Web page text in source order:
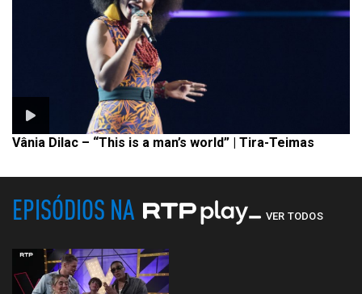
Vânia Dilac – “This is a man’s world” | Tira-Teimas
EPISÓDIOS NA VER TODOS